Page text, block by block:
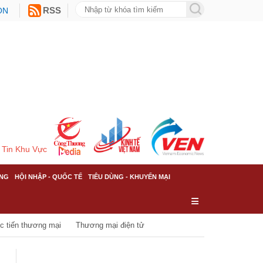
RSS
Tin Khu Vực
HỘI NHẬP - QUỐC TẾ TIÊU DÙNG - KHUYẾN MẠI
tiến thương mại Thương mại điện tử